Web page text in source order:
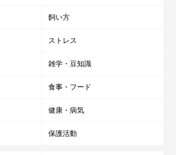
飼い方
ストレス
雑学・豆知識
食事・フード
健康・病気
保護活動